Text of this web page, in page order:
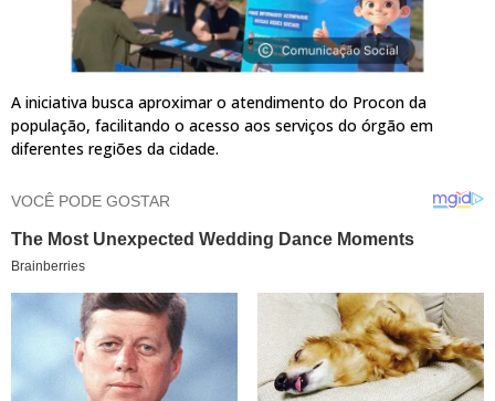
A iniciativa busca aproximar o atendimento do Procon da
população, facilitando o acesso aos serviços do órgão em
diferentes regiões da cidade.